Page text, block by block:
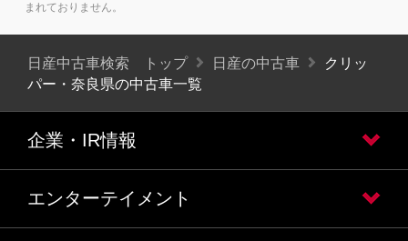
まれておりません。
日産中古車検索 トップ 日産の中古車
クリッ
パー・奈良県の中古車一覧
企業・IR情報
エンターテイメント